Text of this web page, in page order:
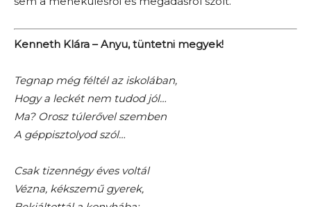
Kenneth Klára – Anyu, tüntetni megyek!
Tegnap még féltél az iskolában,
Hogy a leckét nem tudod jól…
Ma? Orosz túlerővel szemben
A géppisztolyod szól…
Csak tizennégy éves voltál
Vézna, kékszemű gyerek,